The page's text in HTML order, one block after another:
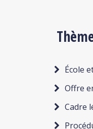
École
Offre
Cadre